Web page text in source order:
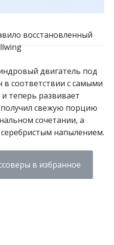
двигатель под
соответствии с самыми
теперь развивает
свежую порцию
сочетании, а
напылением.
в избранное